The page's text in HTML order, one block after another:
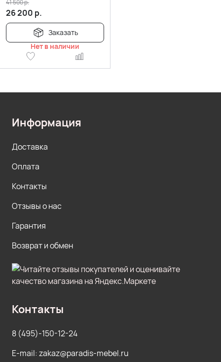
26 200 р.
41 500р.
Заказать
Нет в наличии
Информация
Доставка
Оплата
Контакты
Отзывы о нас
Гарантия
Возврат и обмен
Контакты
8 (495)-150-12-24
E-mail: zakaz@paradis-mebel.ru